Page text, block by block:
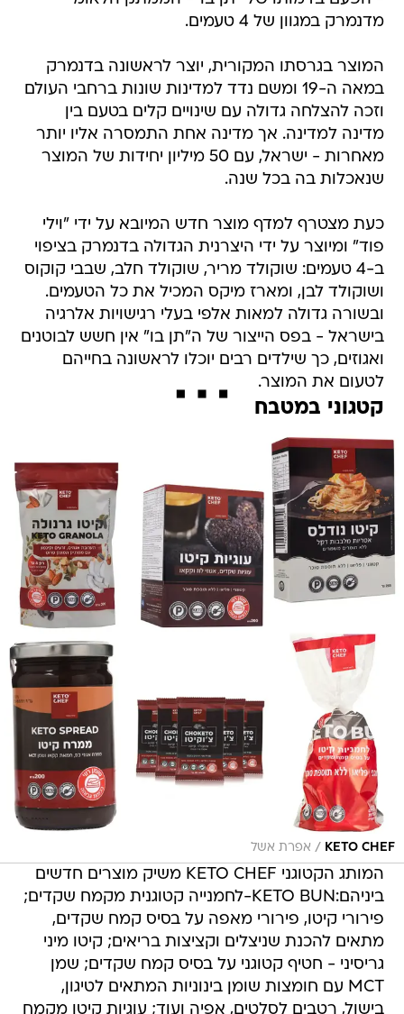
מדנמרק במגוון של 4 טעמים.
המוצר בגרסתו המקורית, יוצר לראשונה בדנמרק
במאה ה-19 ומשם נדד למדינות שונות ברחבי העולם
וזכה להצלחה גדולה עם שינויים קלים בטעם בין
מדינה למדינה. אך מדינה אחת התמסרה אליו יותר
מאחרות - ישראל, עם 50 מיליון יחידות של המוצר
שנאכלות בה בכל שנה.
כעת מצטרף למדף מוצר חדש המיובא על ידי "וילי
פוד" ומיוצר על ידי היצרנית הגדולה בדנמרק בציפוי
ב-4 טעמים: שוקולד מריר, שוקולד חלב, שבבי קוקוס
ושוקולד לבן, ומארז מיקס המכיל את כל הטעמים.
ובשורה גדולה למאות אלפי בעלי רגישויות אלרגיה
בישראל - בפס הייצור של ה"תן בו" אין חשש לבוטנים
ואגוזים, כך שילדים רבים יוכלו לראשונה בחייהם
לטעום את המוצר.
קטגוני במטבח
KETO CHEF
/ אפרת אשל
המותג הקטוגני KETO CHEF משיק מוצרים חדשים
ביניהם:KETO BUN-לחמנייה קטוגנית מקמח שקדים;
פירורי קיטו, פירורי מאפה על בסיס קמח שקדים,
מתאים להכנת שניצלים וקציצות בריאים; קיטו מיני
גריסיני - חטיף קטוגני על בסיס קמח שקדים; שמן
MCT עם חומצות שומן בינוניות המתאים לטיגון,
בישול, רטבים לסלטים, אפיה ועוד; עוגיות קיטו מקמח